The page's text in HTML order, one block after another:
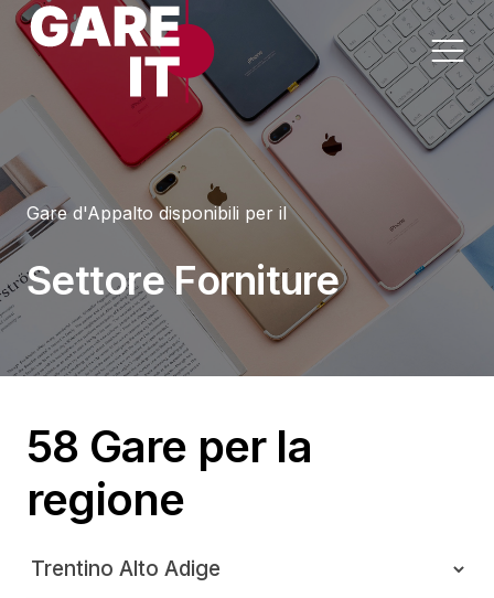
Home
Appalti per Settore
Lavori
Servizi
Forniture
Sanità
Appalti per Regione
Gare d'Appalto disponibili per il
Settore Forniture
58 Gare per la
regione